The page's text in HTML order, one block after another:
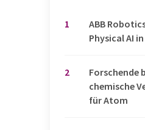
1
​​​​​​​ABB
Physical AI
2
Forschende
chemische
für Atom